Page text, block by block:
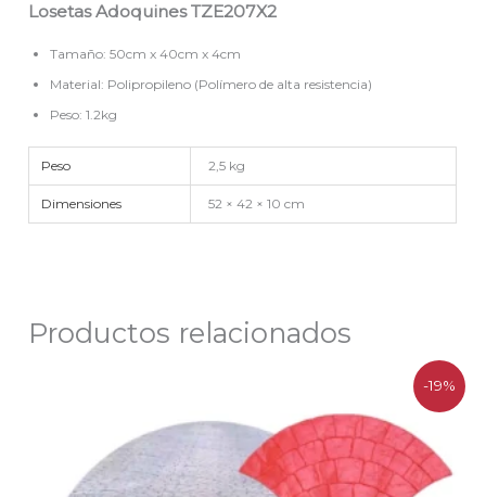
Losetas Adoquines TZE207X2
Tamaño: 50cm x 40cm x 4cm
Material: Polipropileno (Polímero de alta resistencia)
Peso: 1.2kg
Peso 2,5 kg
Dimensiones 52 × 42 × 10 cm
Productos relacionados
-19%
original
era:
$119.200.
actual
$96.500.